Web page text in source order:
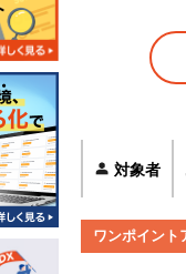
対象者
ワンポイント